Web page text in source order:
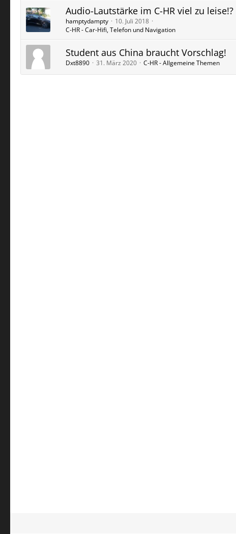
Audio-Lautstärke im C-HR viel zu leise!?
hamptydampty
10. Juli 2018
C-HR - Car-Hifi, Telefon und Navigation
Student aus China braucht Vorschlag!
Dxt8890 31. März 2020 C-HR - Allgemeine Themen